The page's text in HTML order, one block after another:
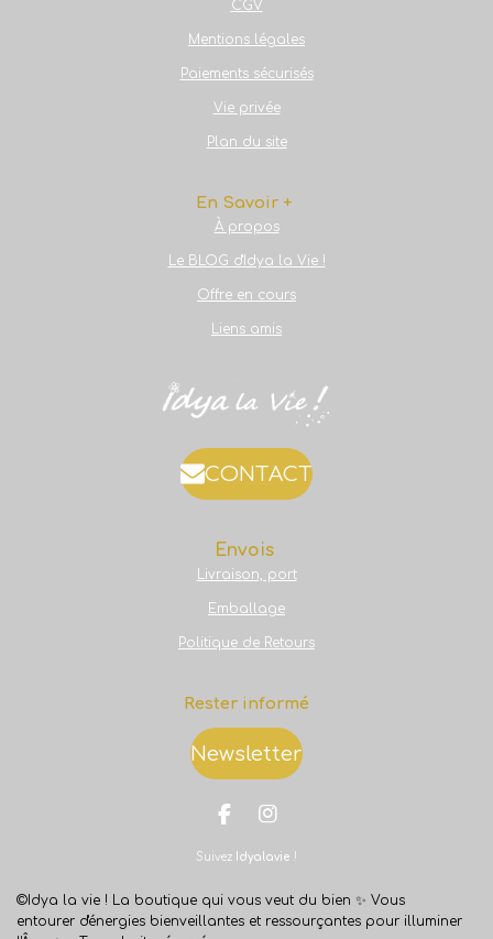
CGV
Mentions légales
Paiements sécurisés
Vie privée
Plan du site
En Savoir +
À propos
Le BLOG d'Idya la Vie !
Offre en cours
Liens amis
CONTACT
Envois
Livraison, port
Emballage
Politique de Retours
Rester informé
Newsletter
F
c
b
o
I
s
a
g
Suivez Idyalavie !
©Idya la vie ! La boutique qui vous veut du bien ✨ Vous
entourer d'énergies bienveillantes et ressourçantes pour illuminer